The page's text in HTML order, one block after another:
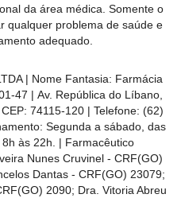
da área médica. Somente o
qualquer problema de saúde e
adequado.
| Nome Fantasia: Farmácia
47 | Av. República do Líbano,
74115-120 | Telefone: (62)
Segunda a sábado, das
às 22h. | Farmacêutico
Nunes Cruvinel - CRF(GO)
Dantas - CRF(GO) 23079;
2090; Dra. Vitoria Abreu